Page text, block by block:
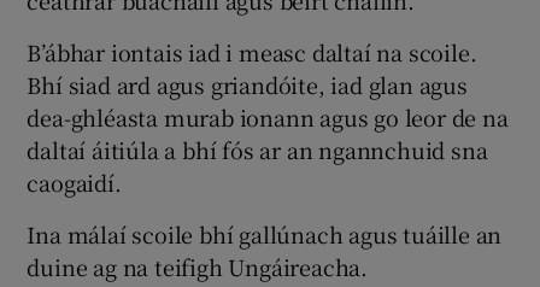
B’ábhar iontais iad i measc daltaí na scoile.
Bhí siad ard agus griandóite, iad glan agus
dea-ghléasta murab ionann agus go leor de na
daltaí áitiúla a bhí fós ar an ngannchuid sna
caogaidí.
Ina málaí scoile bhí gallúnach agus tuáille an
duine ag na teifigh Ungáireacha.